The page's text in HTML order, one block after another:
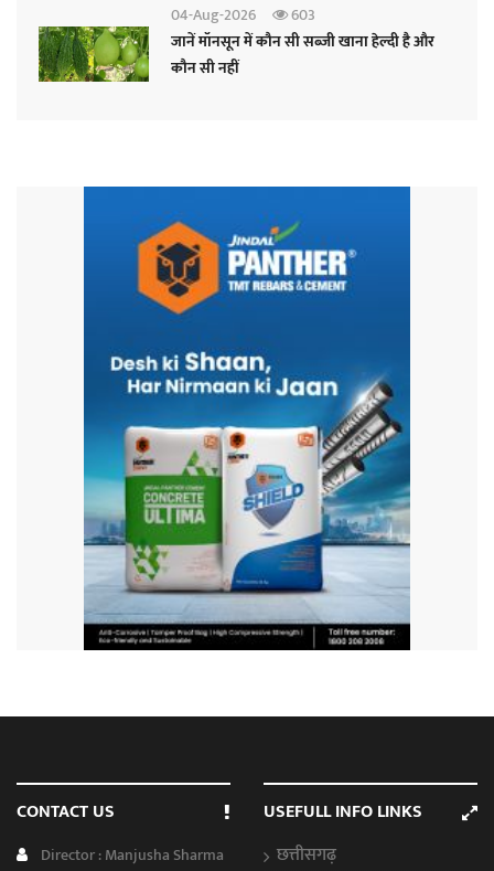
04-Aug-2026
603
जानें मॉनसून में कौन सी सब्जी खाना हेल्दी है और
कौन सी नहीं
CONTACT US
Director : Manjusha Sharma
USEFULL INFO LINKS
छत्तीसगढ़